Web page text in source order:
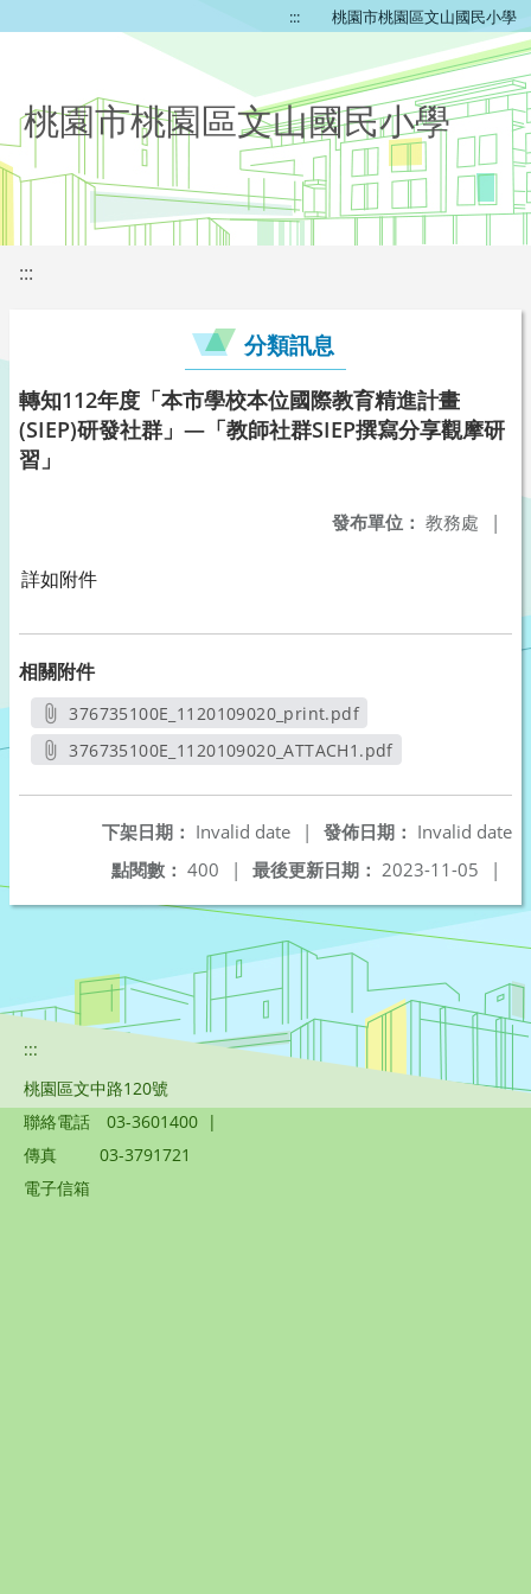
::: 桃園市桃園區文山國民小學
桃園市桃園區文山國民小學
:::
分類訊息
轉知112年度「本市學校本位國際教育精進計畫
(SIEP)研發社群」—「教師社群SIEP撰寫分享觀摩研
習」
發布單位： 教務處 |
詳如附件
相關附件
376735100E_1120109020_print.pdf
另開新視窗
376735100E_1120109020_ATTACH1.pdf
發佈日期： Invalid date
下架日期： Invalid date
|
最後更新日期： 2023-11-05 |
點閱數： 400 |
:::
桃園區文中路120號
聯絡電話
03-3601400 |
傳真
03-3791721
電子信箱